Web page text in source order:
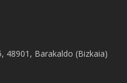
48901, Barakaldo (Bizkaia)